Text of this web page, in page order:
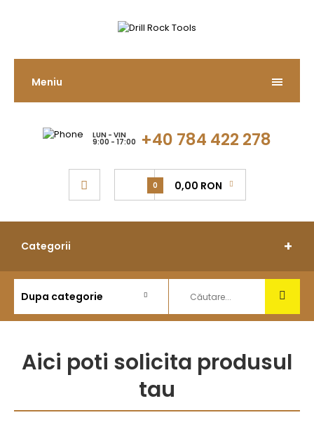
Meniu
LUN - VIN
9:00 - 17:00 +40 784 422 278
0 0,00 RON
Categorii
Aici poti solicita produsul
tau